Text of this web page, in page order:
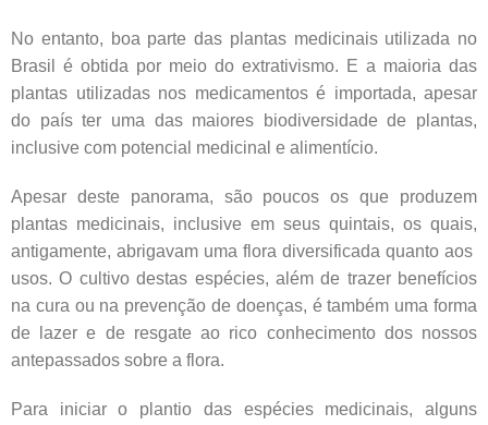
No entanto, boa parte das plantas medicinais utilizada no
Brasil é obtida por meio do extrativismo. E a maioria das
plantas utilizadas nos medicamentos é importada, apesar
do país ter uma das maiores biodiversidade de plantas,
inclusive com potencial medicinal e alimentício.
Apesar deste panorama, são poucos os que produzem
plantas medicinais, inclusive em seus quintais, os quais,
antigamente, abrigavam uma flora diversificada quanto aos
usos. O cultivo destas espécies, além de trazer benefícios
na cura ou na prevenção de doenças, é também uma forma
de lazer e de resgate ao rico conhecimento dos nossos
antepassados sobre a flora.
Para iniciar o plantio das espécies medicinais, alguns